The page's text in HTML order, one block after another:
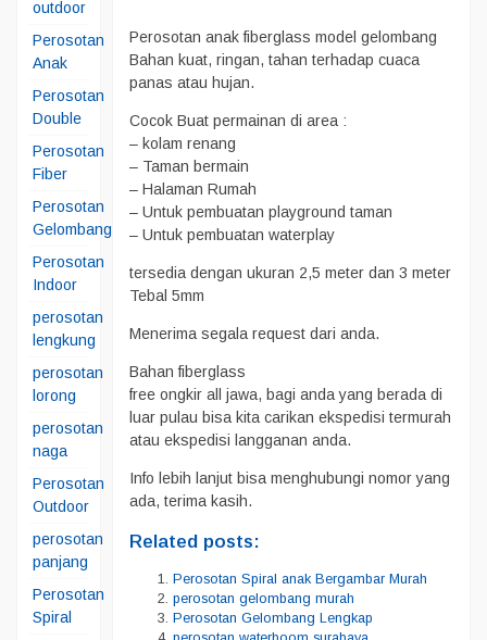
Perosotan anak fiberglass model gelombang
Bahan kuat, ringan, tahan terhadap cuaca
panas atau hujan.
Cocok Buat permainan di area :
– kolam renang
– Taman bermain
– Halaman Rumah
– Untuk pembuatan playground taman
– Untuk pembuatan waterplay
tersedia dengan ukuran 2,5 meter dan 3 meter
Tebal 5mm
Menerima segala request dari anda.
Bahan fiberglass
free ongkir all jawa, bagi anda yang berada di
luar pulau bisa kita carikan ekspedisi termurah
atau ekspedisi langganan anda.
Info lebih lanjut bisa menghubungi nomor yang
ada, terima kasih.
Related posts:
Perosotan Spiral anak Bergambar Murah
perosotan gelombang murah
Perosotan Gelombang Lengkap
outdoor
Perosotan
Anak
Perosotan
Double
Perosotan
Fiber
Perosotan
Gelombang
Perosotan
Indoor
perosotan
lengkung
perosotan
lorong
perosotan
naga
Perosotan
Outdoor
perosotan
panjang
Perosotan
Spiral